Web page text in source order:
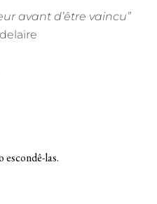
avant d’être vaincu”
escondê-las.